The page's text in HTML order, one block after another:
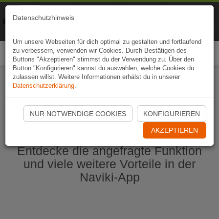
Naviki App jetzt öffnen
Entdecke die angefragte Funktion
und viele weitere Vorteile in der
Naviki-App
Datenschutzhinweis
Um unsere Webseiten für dich optimal zu gestalten und fortlaufend
zu verbessern, verwenden wir Cookies. Durch Bestätigen des
Buttons "Akzeptieren" stimmst du der Verwendung zu. Über den
Button "Konfigurieren" kannst du auswählen, welche Cookies du
zulassen willst. Weitere Informationen erhälst du in unserer
Datenschutzerklärung.
NUR NOTWENDIGE COOKIES KONFIGURIEREN
AKZEPTIEREN
Naviki